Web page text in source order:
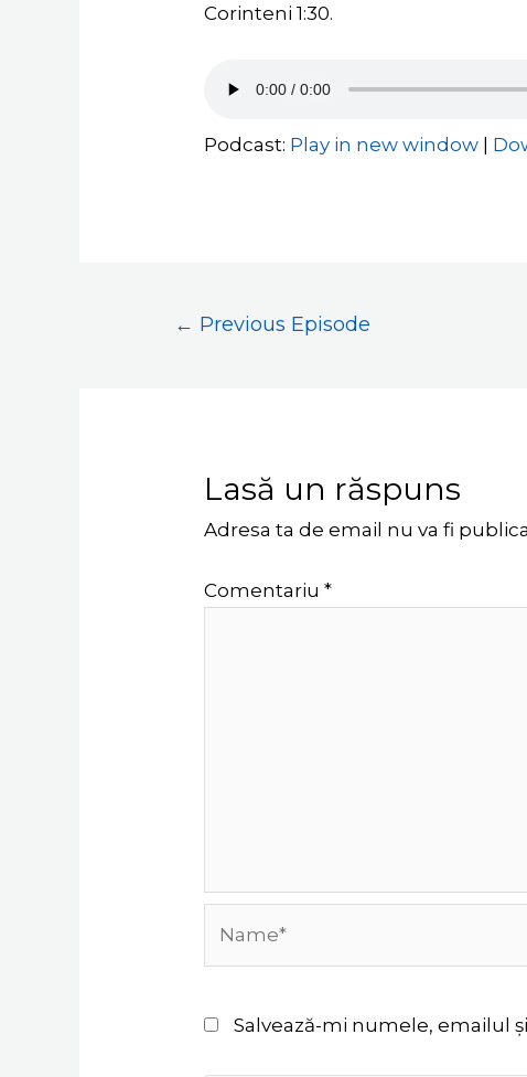
Corinteni 1:30.
Podcast: Play in new window
← Previous Episode
Lasă un răspuns
Adresa ta de email nu va fi
Comentariu*
Salvează-mi numele, emailul